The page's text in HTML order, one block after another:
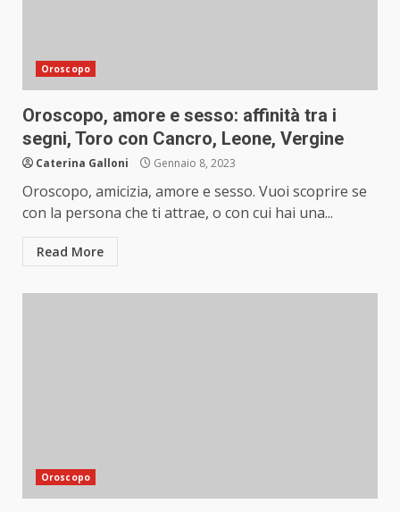
Oroscopo
Oroscopo, amore e sesso: affinità tra i
segni, Toro con Cancro, Leone, Vergine
Caterina Galloni Gennaio 8, 2023
Oroscopo, amicizia, amore e sesso. Vuoi scoprire se
con la persona che ti attrae, o con cui hai una...
Read More
Oroscopo